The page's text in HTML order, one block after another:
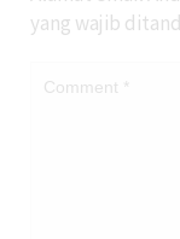
yang wajib